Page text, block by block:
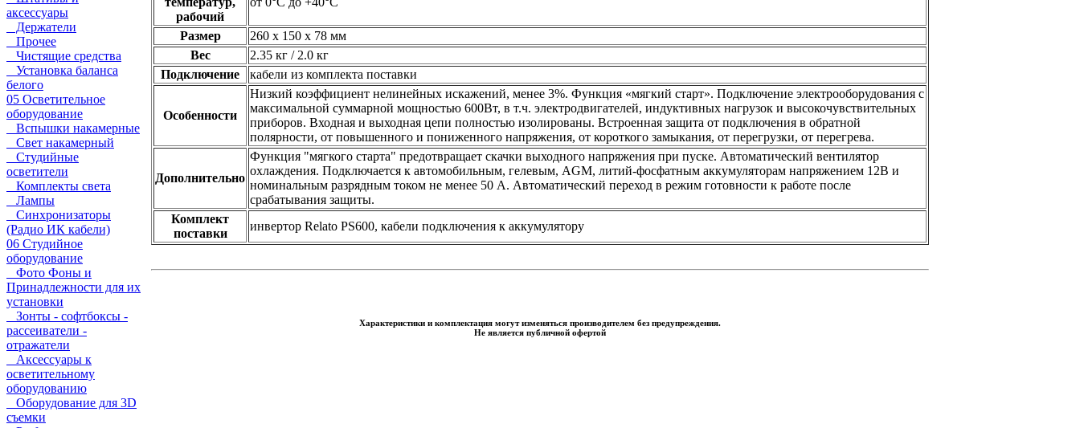
аксессуары
Держатели
Прочее
Чистящие средства
Установка баланса
белого
05 Осветительное
оборудование
Вспышки накамерные
Свет накамерный
Студийные
осветители
Комплекты света
Лампы
Синхронизаторы
(Радио ИК кабели)
06 Студийное
оборудование
Фото Фоны и
Принадлежности для их
установки
Зонты - софтбоксы -
рассеиватели -
отражатели
Аксессуары к
осветительному
оборудованию
Оборудование для 3D
съемки
рабочий
Размер
260 x 150 x 78 мм
Вес
2.35 кг / 2.0 кг
Подключение
кабели из комплекта поставки
Особенности
Низкий коэффициент нелинейных искажений, менее 3%. Функция «мягкий старт». Подключение электрооборудования с
максимальной суммарной мощностью 600Вт, в т.ч. электродвигателей, индуктивных нагрузок и высокочувствительных
приборов. Входная и выходная цепи полностью изолированы. Встроенная защита от подключения в обратной
полярности, от повышенного и пониженного напряжения, от короткого замыкания, от перегрузки, от перегрева.
Дополнительно
Функция "мягкого старта" предотвращает скачки выходного напряжения при пуске. Автоматический вентилятор
охлаждения. Подключается к автомобильным, гелевым, AGM, литий-фосфатным аккумуляторам напряжением 12В и
номинальным разрядным током не менее 50 А. Автоматический переход в режим готовности к работе после
срабатывания защиты.
Комплект
поставки
инвертор Relato PS600, кабели подключения к аккумулятору
Характеристики и комплектация могут изменяться производителем без предупреждения.
Не является публичной офертой